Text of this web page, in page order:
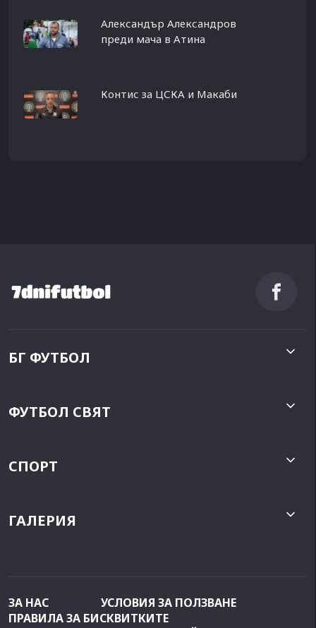
Александър Александров
преди мача в Атина
Контис за ЦСКА и Макаби
БГ ФУТБОЛ
ФУТБОЛ СВЯТ
СПОРТ
ГАЛЕРИЯ
ЗА НАС
УСЛОВИЯ ЗА ПОЛЗВАНЕ
ПРАВИЛА ЗА БИСКВИТКИТЕ